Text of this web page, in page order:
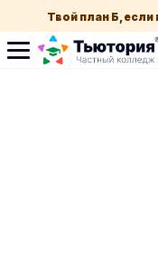
Твой план Б,